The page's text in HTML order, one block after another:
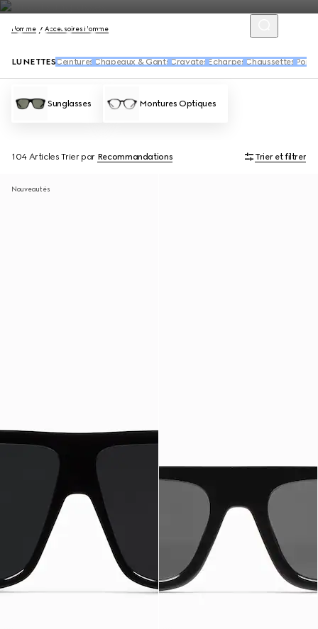
Homme Accessoires Homme
LUNETTES Ceintures Chapeaux & Gants Cravates Écharpes Chaussettes
Sunglasses Montures Optiques
104 Articles Trier par Recommandations Trier et filtrer
Nouveautés